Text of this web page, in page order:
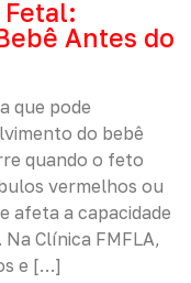
Fetal:
Antes do
que pode
do bebê
quando o feto
vermelhos ou
afeta a capacidade
Clínica FMFLA,
e […]